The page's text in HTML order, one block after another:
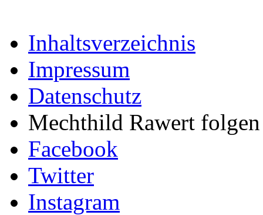
Inhaltsverzeichnis
Impressum
Datenschutz
Mechthild Rawert
Facebook
Twitter
Instagram